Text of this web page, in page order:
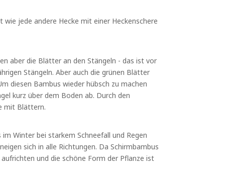
jede andere Hecke mit einer Heckenschere
aber die Blätter an den Stängeln - das ist vor
Stängeln. Aber auch die grünen Blätter
diesen Bambus wieder hübsch zu machen
kurz über dem Boden ab. Durch den
mit Blättern.
Winter bei starkem Schneefall und Regen
sich in alle Richtungen. Da Schirmbambus
und die schöne Form der Pflanze ist